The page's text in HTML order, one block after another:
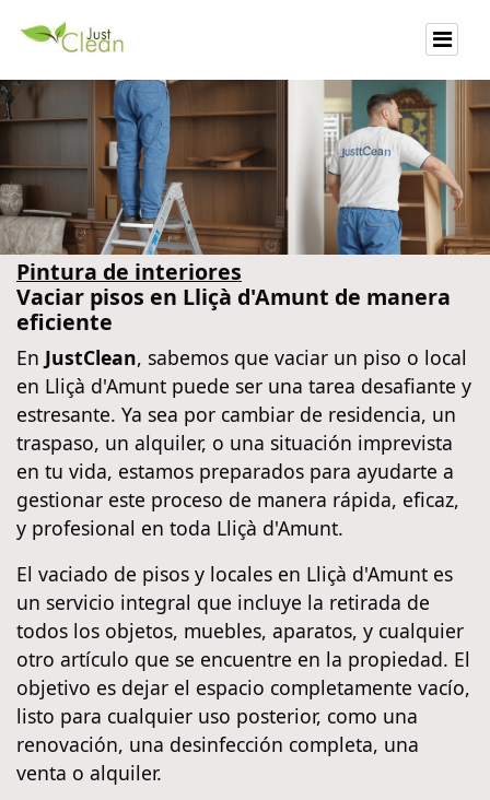
Pintura de interiores
Vaciar pisos en Lliçà d'Amunt de manera
eficiente
En JustClean, sabemos que vaciar un piso o local
en Lliçà d'Amunt puede ser una tarea desafiante y
estresante. Ya sea por cambiar de residencia, un
traspaso, un alquiler, o una situación imprevista
en tu vida, estamos preparados para ayudarte a
gestionar este proceso de manera rápida, eficaz,
y profesional en toda Lliçà d'Amunt.
El vaciado de pisos y locales en Lliçà d'Amunt es
un servicio integral que incluye la retirada de
todos los objetos, muebles, aparatos, y cualquier
otro artículo que se encuentre en la propiedad. El
objetivo es dejar el espacio completamente vacío,
listo para cualquier uso posterior, como una
renovación, una desinfección completa, una
venta o alquiler.